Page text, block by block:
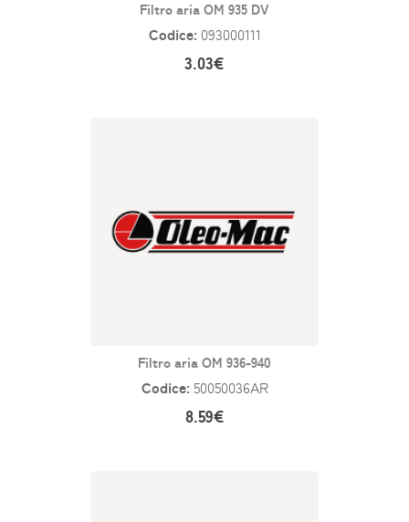
Filtro aria OM 935 DV
Codice: 093000111
3.03€
Filtro aria OM 936-940
Codice: 50050036AR
8.59€